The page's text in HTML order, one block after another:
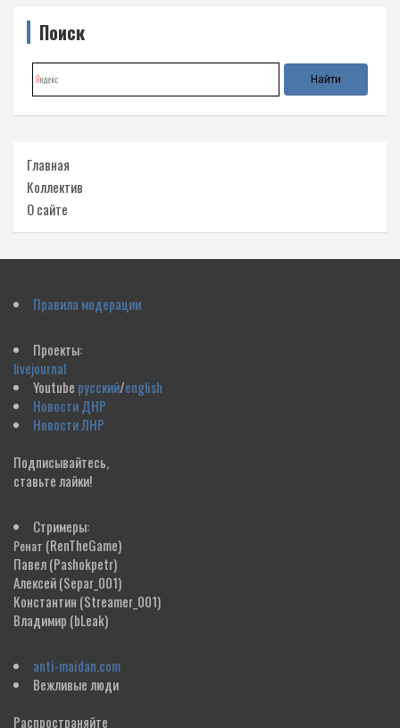
Поиск
Главная
Коллектив
О сайте
Правила модерации
Проекты:
livejournal
Youtube русский/english
Новости ДНР
Новости ЛНР
Подписывайтесь,
ставьте лайки!
Стримеры:
Ренат (RenTheGame)
Павел(Pashokpetr)
Алексей(Separ_001)
Константин (Streamer_001)
Владимир (bLeak)
anti-maidan.com
Вежливые люди
Распространяйте